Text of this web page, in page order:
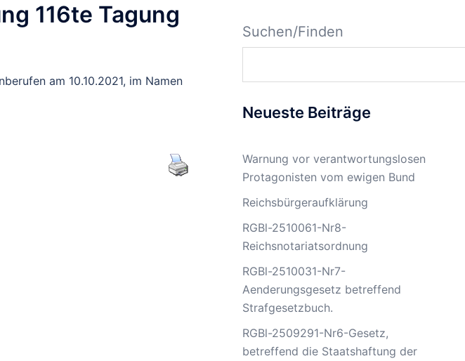
116te Tagung
am 10.10.2021, im Namen
Suchen/Finden
Neueste Beiträge
Warnung vor verantwortungslosen
Protagonisten vom ewigen Bund
Reichsbürgeraufklärung
RGBl-2510061-Nr8-
Reichsnotariatsordnung
RGBl-2510031-Nr7-
Aenderungsgesetz betreffend
Strafgesetzbuch.
RGBl-2509291-Nr6-Gesetz,
betreffend die Staatshaftung der